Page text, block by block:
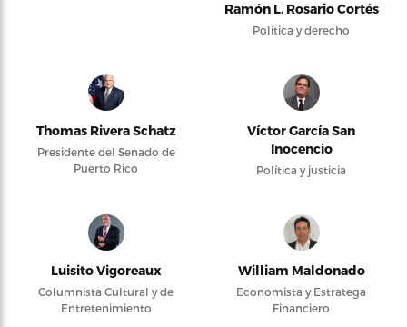
Ramón L. Rosario Cortés
Política y derecho
Thomas Rivera Schatz
Presidente del Senado de
Puerto Rico
Víctor García San
Inocencio
Política y justicia
Luisito Vigoreaux
Columnista Cultural y de
Entretenimiento
William Maldonado
Economista y Estratega
Financiero